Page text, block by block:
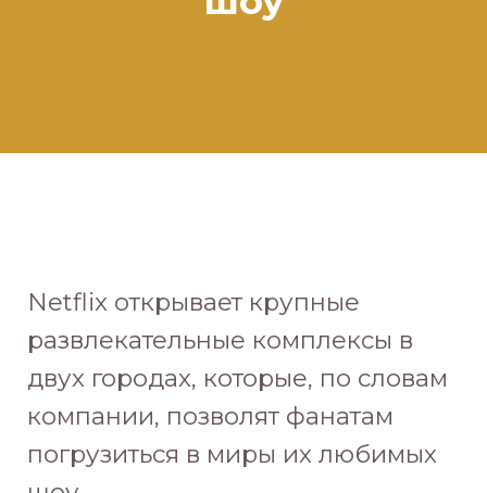
Netflix открывает крупные
развлекательные комплексы в
двух городах, которые, по словам
компании, позволят фанатам
погрузиться в миры их любимых